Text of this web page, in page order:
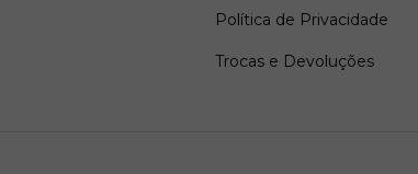
Política de Privacidade
Trocas e Devoluções